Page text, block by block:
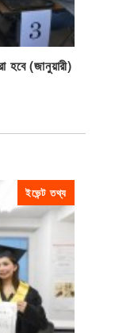
হবে (জানুয়ারী)
ইভেন্ট তথ্য